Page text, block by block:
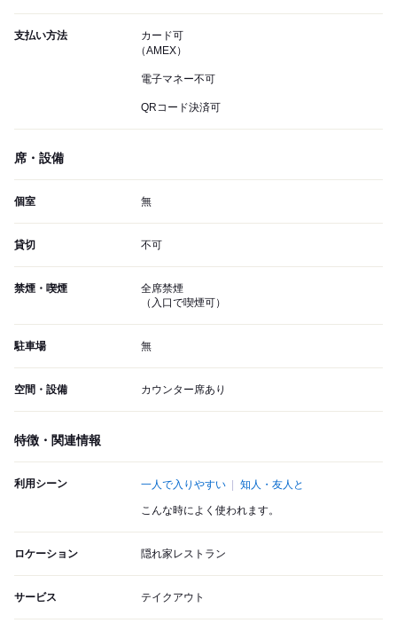
支払い方法
カード可
（AMEX）
電子マネー不可
QRコード決済可
席・設備
個室 無
貸切 不可
禁煙・喫煙
全席禁煙
（入口で喫煙可）
駐車場 無
空間・設備 カウンター席あり
特徴・関連情報
利用シーン 一人で入りやすい 知人・友人と
こんな時によく使われます。
ロケーション 隠れ家レストラン
サービス テイクアウト